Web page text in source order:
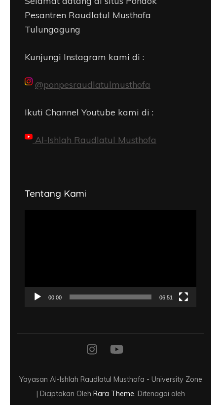
Pesantren Raudlatul Musthofa
Tulungagung
Kunjungi Instagram kami di :
@ponpesraudlatulmusthofa
Ikuti Channel Youtube kami di :
Al-Ishlah Raudlatul Musthofa
Tentang Kami
00:00 06:51
Yayasan Al-Ishlah Raudlatul Musthofa - University Zone
| Diciptakan Oleh Rara Theme . Ditenagai oleh